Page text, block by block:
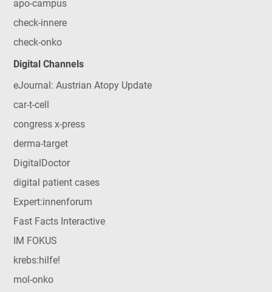
apo-campus
check-innere
check-onko
Digital Channels
eJournal: Austrian Atopy Update
car-t-cell
congress x-press
derma-target
DigitalDoctor
digital patient cases
Expert:innenforum
Fast Facts Interactive
IM FOKUS
krebs:hilfe!
mol-onko